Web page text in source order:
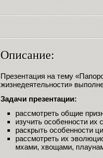
Описание:
Презентация на тему
жизнедеятельности»
Задачи презентации:
рассмотреть общие
изучить особенности их
раскрыть особенности
рассмотреть их
мхами, хвощами,